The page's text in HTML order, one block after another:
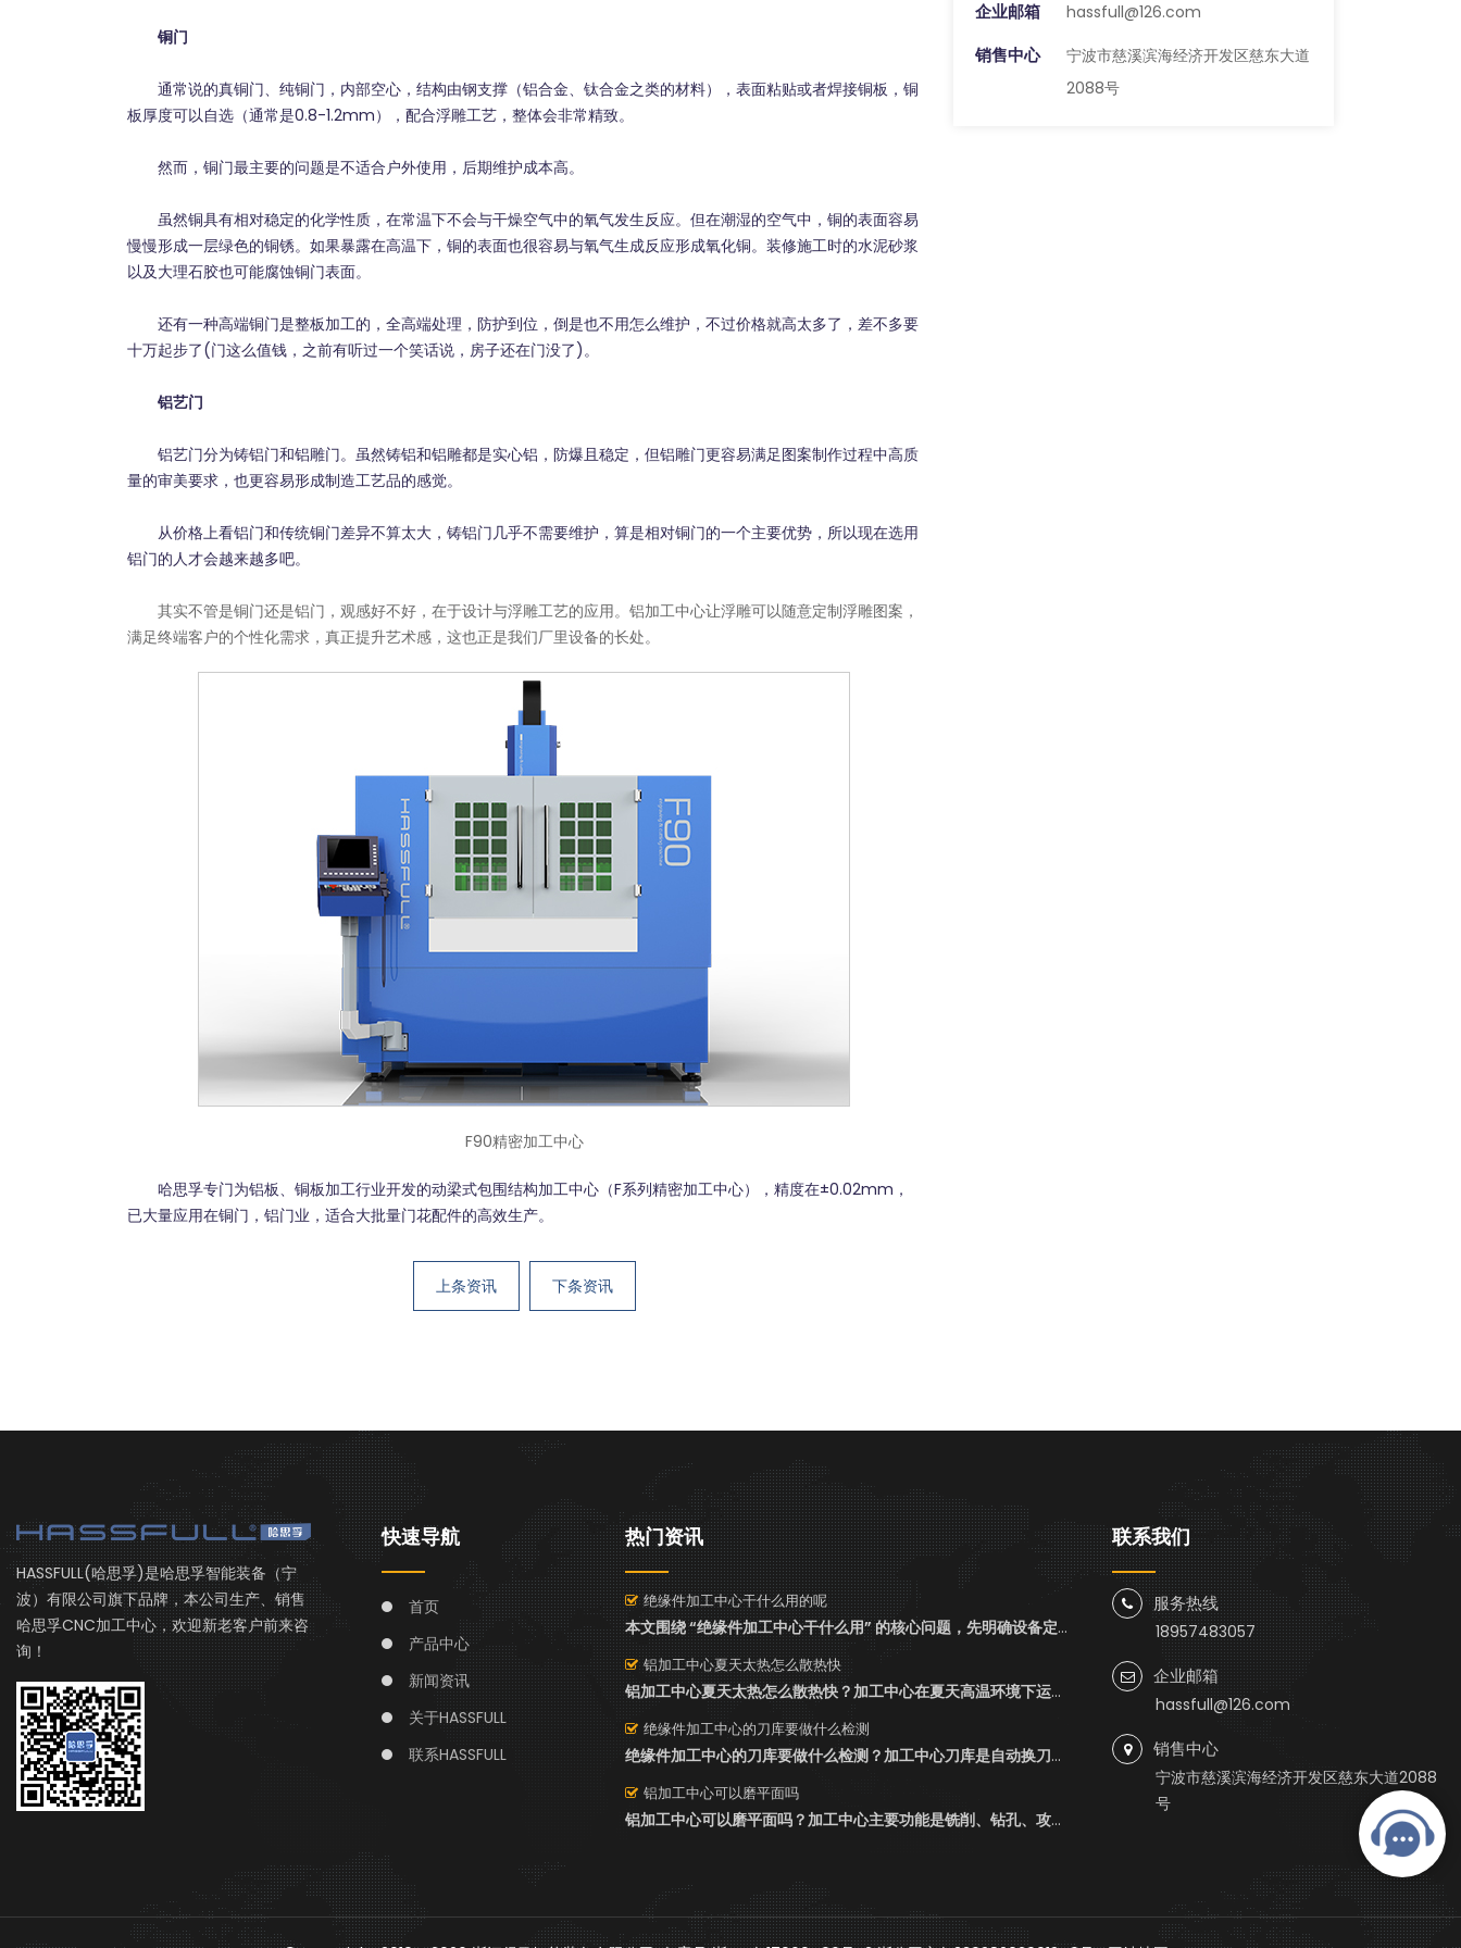
铜门
通常说的真铜门、纯铜门，内部空心，结构由钢支撑（铝合金、钛合金之类的材料），表面粘贴或者焊接铜板，铜
板厚度可以自选（通常是0.8-1.2mm），配合浮雕工艺，整体会非常精致。
然而，铜门最主要的问题是不适合户外使用，后期维护成本高。
虽然铜具有相对稳定的化学性质，在常温下不会与干燥空气中的氧气发生反应。但在潮湿的空气中，铜的表面容易
慢慢形成一层绿色的铜锈。如果暴露在高温下，铜的表面也很容易与氧气生成反应形成氧化铜。装修施工时的水泥砂浆
以及大理石胶也可能腐蚀铜门表面。
还有一种高端铜门是整板加工的，全高端处理，防护到位，倒是也不用怎么维护，不过价格就高太多了，差不多要
十万起步了(门这么值钱，之前有听过一个笑话说，房子还在门没了)。
铝艺门
铝艺门分为铸铝门和铝雕门。虽然铸铝和铝雕都是实心铝，防爆且稳定，但铝雕门更容易满足图案制作过程中高质
量的审美要求，也更容易形成制造工艺品的感觉。
从价格上看铝门和传统铜门差异不算太大，铸铝门几乎不需要维护，算是相对铜门的一个主要优势，所以现在选用
铝门的人才会越来越多吧。
其实不管是铜门还是铝门，观感好不好，在于设计与浮雕工艺的应用。铝加工中心让浮雕可以随意定制浮雕图案，
满足终端客户的个性化需求，真正提升艺术感，这也正是我们厂里设备的长处。
F90精密加工中心
哈思孚专门为铝板、铜板加工行业开发的动梁式包围结构加工中心（F系列精密加工中心），精度在±0.02mm，
已大量应用在铜门，铝门业，适合大批量门花配件的高效生产。
上条资讯 下条资讯
企业邮箱 hassfull@126.com
销售中心
宁波市慈溪滨海经济开发区慈东大道
2088号
HASSFULL(哈思孚)是哈思孚智能装备（宁
波）有限公司旗下品牌，本公司生产、销售
哈思孚CNC加工中心，欢迎新老客户前来咨
询！
快速导航
首页
产品中心
新闻资讯
关于HASSFULL
联系HASSFULL
热门资讯
绝缘件加工中心干什么用的呢
本文围绕 “绝缘件加工中心干什么用” 的核心问题，先明确设备定义，再详细拆解其 “加工核心绝缘部件、定制化精密成型、处理特殊绝缘材料” 三大核心用途，梳理电力、电子、新能源等四大适用场景，同时补充冬季保养的五大关键要点（防冻防凝露、润滑保护、精度校准、环境控制、材料预处理）。内容兼具实用性与指导性，帮助从业者全面了解设备功能、适配范围及季节化维护技巧，为设备高效运行与长期使用提供支持。
铝加工中心夏天太热怎么散热快
铝加工中心夏天太热怎么散热快？加工中心在夏天高温环境下运行时，确实容易因为过热而影响效率和机器寿命。今天哈思孚HASSFULL就来说下“铝加工中心夏天太热怎么散热快”这个话题吧。
绝缘件加工中心的刀库要做什么检测
绝缘件加工中心的刀库要做什么检测？加工中心刀库是自动换刀系统的核心部分，负责存储并自动更换加工中所需的各式刀具。常见的有圆盘式和链式结构，圆盘式刀库以其结构紧凑、换刀迅速著称，刀具沿圆周均匀分布，每个刀位均有编号，便于精准选刀。刀库容量多样，常见有18、24、30至60、120把刀具不等，可根据加工复杂度定制。自动换刀过程由CNC控制系统指令驱动，通过精密机械传动，实现刀具从刀库到主轴的快速置换。这一设计极大提高了加工灵活性与效率，减少人工干预，使得单件工件可在不重新装夹条件下完成多道工序加工，广泛应用于航空航天、汽车制造及精密零部件加工等行业。维护保养中，需定期检查刀具锁紧、刀库旋转顺畅性及换刀准确性，确保加工精度与稳定性。
铝加工中心可以磨平面吗
铝加工中心可以磨平面吗？加工中心主要功能是铣削、钻孔、攻丝等操作。不同的加工工艺和加工材料，需要用到的刀具是不同的，这个操作员一定要熟知。今天哈思孚HASSFULL来说下“铝加工中心可以磨平面吗”。
联系我们
服务热线
18957483057
企业邮箱
hassfull@126.com
销售中心
宁波市慈溪滨海经济开发区慈东大道2088
号